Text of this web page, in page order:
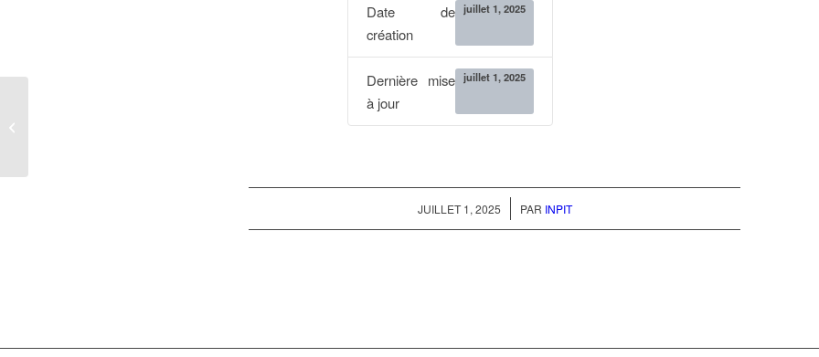
Date de
création
juillet 1, 2025
Dernière mise
à jour
juillet 1, 2025
JUILLET 1, 2025
/ PAR INPIT